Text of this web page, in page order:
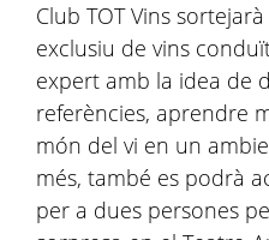
Club TOT Vins
exclusiu de vins
expert amb la idea de
referències, aprendre
món del vi en un
més, també es podrà
per a dues persones